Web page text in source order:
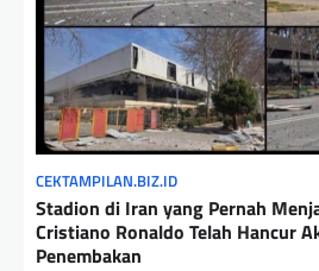
CEKTAMPILAN.BIZ.ID
Stadion di Iran yang Pernah
Cristiano Ronaldo Telah Hancur
Penembakan